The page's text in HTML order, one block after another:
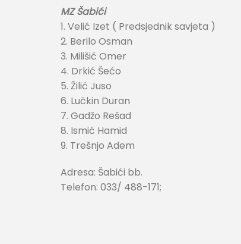
MZ Šabići
1. Velić Izet ( Predsjednik savjeta )
2. Berilo Osman
3. Milišić Omer
4. Drkić Šećo
5. Žilić Juso
6. Lučkin Duran
7. Gadžo Rešad
8. Ismić Hamid
9. Trešnjo Adem
Adresa: Šabići bb.
Telefon: 033/ 488-171;